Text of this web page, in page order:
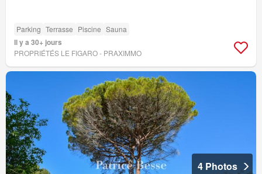
Parking Terrasse Piscine Sauna
Il y a 30+ jours
PROPRIÉTÉS LE FIGARO - PRAXIMMO
4 Photos